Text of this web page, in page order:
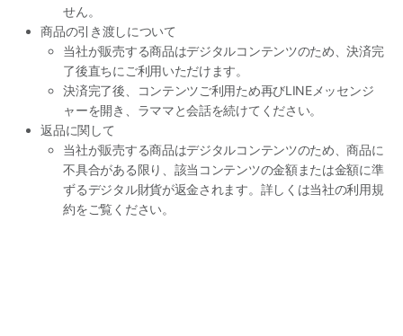
せん。
商品の引き渡しについて
当社が販売する商品はデジタルコンテンツのため、決済完
了後直ちにご利用いただけます。
決済完了後、コンテンツご利用ため再びLINEメッセンジ
ャーを開き、ラママと会話を続けてください。
返品に関して
当社が販売する商品はデジタルコンテンツのため、商品に
不具合がある限り、該当コンテンツの金額または金額に準
ずるデジタル財貨が返金されます。詳しくは当社の利用規
約をご覧ください。